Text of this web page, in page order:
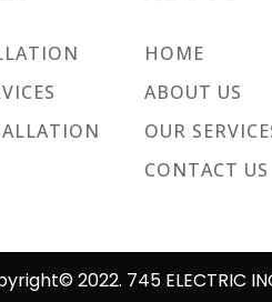
HOME
ABOUT US
OUR
CONTACT US
2022. 745 ELECTRIC